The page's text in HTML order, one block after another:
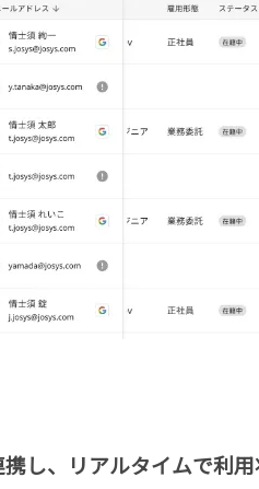
し、リアルタイムで利